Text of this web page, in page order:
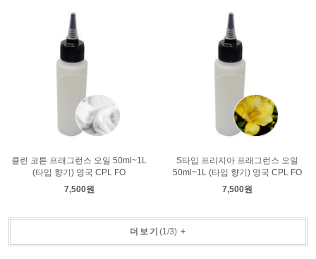
클린 코튼 프래그런스 오일 50ml~1L
(타입 향기) 영국 CPL FO
7,500원
S타입 프리지아 프래그런스 오일
50ml~1L (타입 향기) 영국 CPL FO
7,500원
더보기 (1/3)+